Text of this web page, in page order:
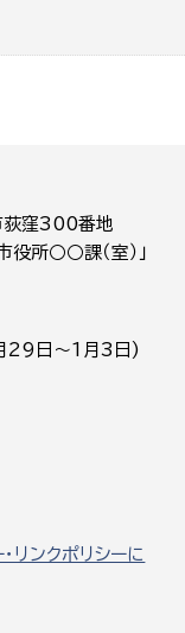
窪300番地
所○○課（室）」
29日～1月3日)
リンクポリシーに